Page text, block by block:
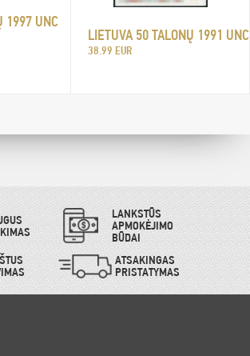
1997 UNC
LIETUVA 50 TALONŲ 1991 UNC
38.99 EUR
LANKSTŪS
APMOKĖJIMO
BŪDAI
ATSAKINGAS
PRISTATYMAS